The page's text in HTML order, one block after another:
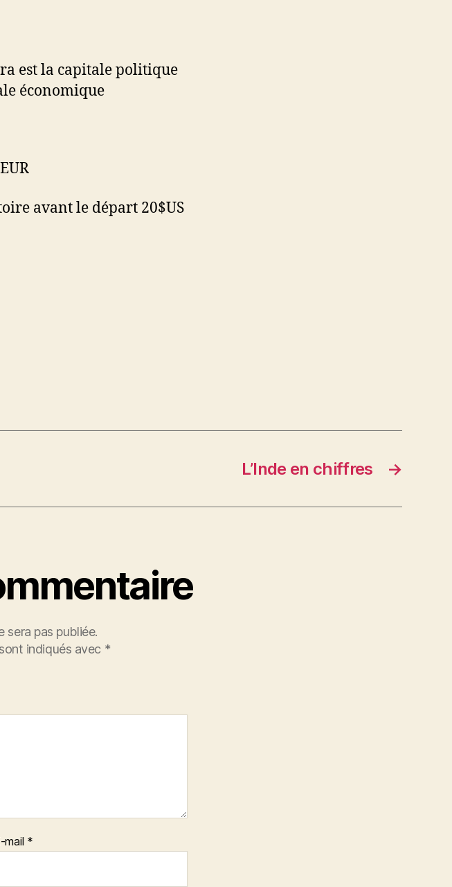
est la capitale politique
économique
avant le départ 20$US
→
L’Inde en chiffres
sera pas publiée.
indiqués avec *
mail *